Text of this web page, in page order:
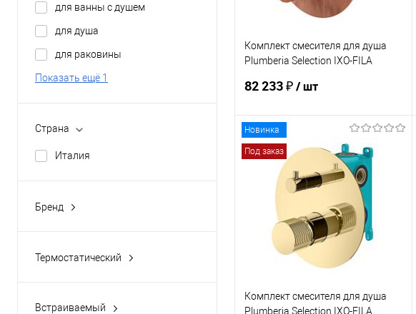
для ванны с душем
для душа
для раковины
Показать ещё 1
Страна
Италия
Бренд
Термостатический
Встраиваемый
Комплект смесителя для душа
Plumberia Selection IXO-FILA
82 233 ₽/ шт
В корзину
Купить в 1 клик
Сравнение
В избранное
Под заказ
Новинка
Под заказ
Комплект смесителя для душа
Plumberia Selection IXO-FILA